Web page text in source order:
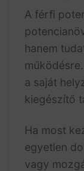
A férfi
hanem
a saját
kiegészítő
Ha most
egyetlen
vagy